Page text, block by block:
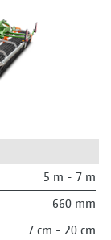
5 m - 7 m
660 mm
7 cm - 20 cm